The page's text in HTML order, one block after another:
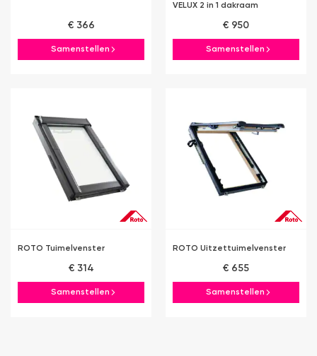
€ 366
Samenstellen
VELUX 2 in 1 dakraam
€ 950
Samenstellen
ROTO Tuimelvenster
€ 314
Samenstellen
ROTO Uitzettuimelvenster
€ 655
Samenstellen